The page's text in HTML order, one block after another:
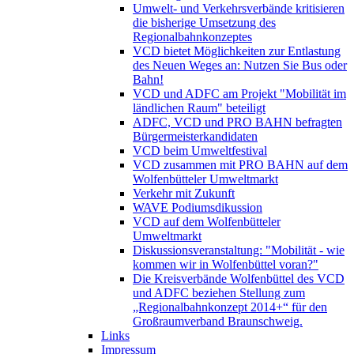
Umwelt- und Verkehrsverbände kritisieren
die bisherige Umsetzung des
Regionalbahnkonzeptes
VCD bietet Möglichkeiten zur Entlastung
des Neuen Weges an: Nutzen Sie Bus oder
Bahn!
VCD und ADFC am Projekt "Mobilität im
ländlichen Raum" beteiligt
ADFC, VCD und PRO BAHN befragten
Bürgermeisterkandidaten
VCD beim Umweltfestival
VCD zusammen mit PRO BAHN auf dem
Wolfenbütteler Umweltmarkt
Verkehr mit Zukunft
WAVE Podiumsdikussion
VCD auf dem Wolfenbütteler
Umweltmarkt
Diskussionsveranstaltung: "Mobilität - wie
kommen wir in Wolfenbüttel voran?"
Die Kreisverbände Wolfenbüttel des VCD
und ADFC beziehen Stellung zum
„Regionalbahnkonzept 2014+“ für den
Großraumverband Braunschweig.
Links
Impressum